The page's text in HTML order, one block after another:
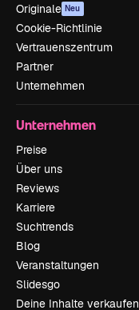
Originale Neu
Cookie-Richtlinie
Vertrauenszentrum
Partner
Unternehmen
Unternehmen
Preise
Über uns
Reviews
Karriere
Suchtrends
Blog
Veranstaltungen
Slidesgo
Deine Inhalte verkaufen